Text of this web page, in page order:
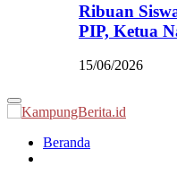
Ribuan
PIP, Ketua
15/06/2026
Primary
Menu
Beranda